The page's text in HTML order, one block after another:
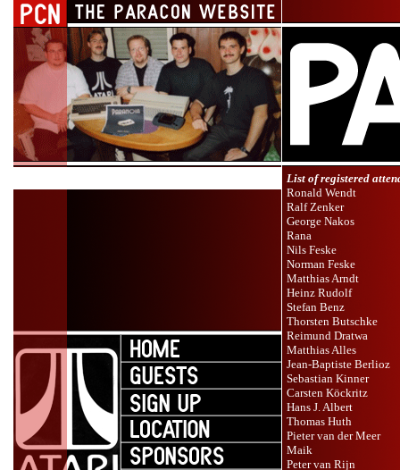
List of registered
Ronald Wendt
Ralf Zenker
George Nakos
Rana
Nils Feske
Norman Feske
Matthias Arndt
Heinz Rudolf
Stefan Benz
Thorsten Butschke
Reimund Dratwa
Matthias Alles
Jean-Baptiste Berlioz
Sebastian Kinner
Carsten Köckritz
Hans J. Albert
Thomas Huth
Pieter van der Meer
Maik
Peter van Rijn